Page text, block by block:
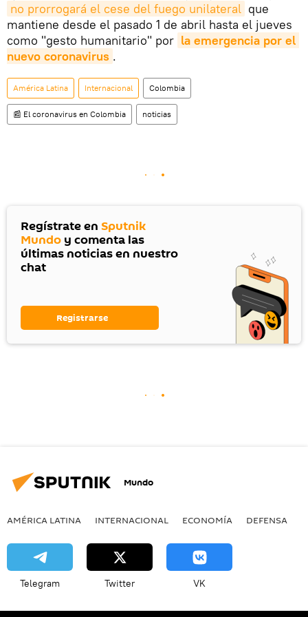
no prorrogará el cese del fuego unilateral que
mantiene desde el pasado 1 de abril hasta el jueves
como "gesto humanitario" por la emergencia por el
nuevo coronavirus .
América Latina Internacional Colombia
📰 El coronavirus en Colombia noticias
Regístrate en Sputnik
Mundo y comenta las
últimas noticias en nuestro
chat
Registrarse
Mundo
AMÉRICA LATINA INTERNACIONAL ECONOMÍA DEFENSA
Telegram Twitter VK